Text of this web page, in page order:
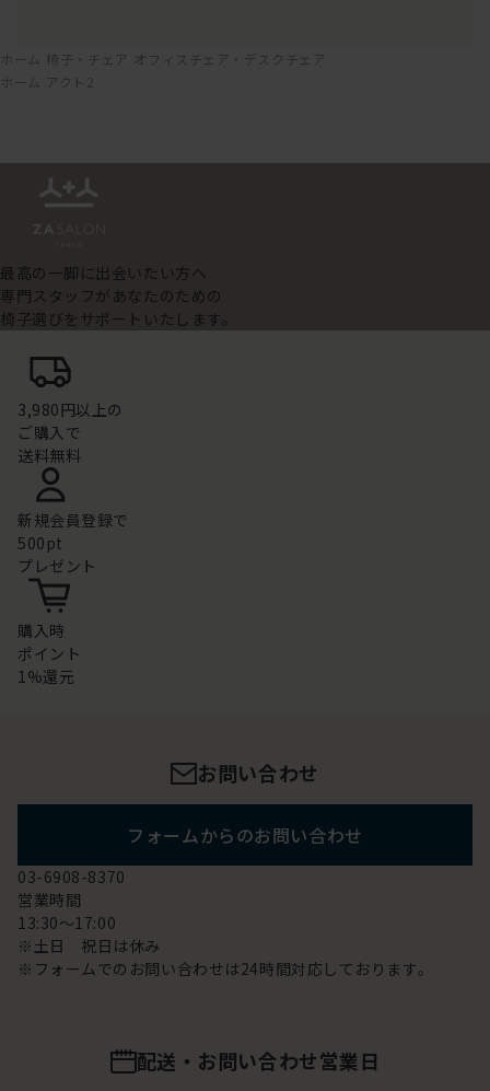
ホーム 椅子・チェア
オフィスチェア・デスクチェア
ホーム アクト2
最高の一脚に出会いたい方へ
専門スタッフがあなたのための
椅子選びをサポートいたします。
3,980円以上の
ご購入で
送料無料
新規会員登録で
500pt
プレゼント
購入時
ポイント
1%還元
お問い合わせ
フォームからのお問い合わせ
03-6908-8370
営業時間
13:30～17:00
※土日 祝日は休み
※フォームでのお問い合わせは24時間対応しております。
配送・お問い合わせ営業日